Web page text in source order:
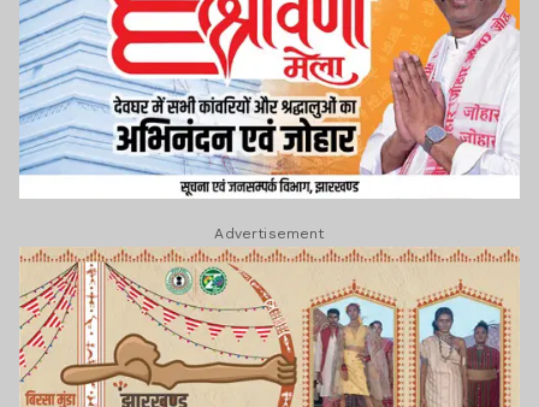
Advertisement